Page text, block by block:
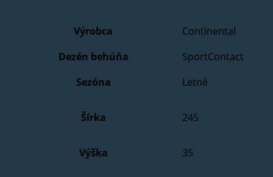
Výrobca
Continental
Dezén behúňa
SportContact
Sezóna
Letné
Šírka 245
Výška 35